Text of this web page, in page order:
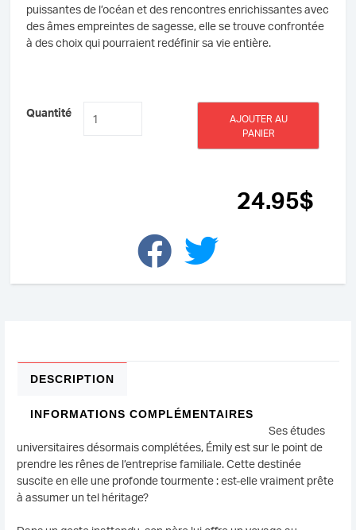
puissantes de l’océan et des rencontres enrichissantes avec
des âmes empreintes de sagesse, elle se trouve confrontée
à des choix qui pourraient redéfinir sa vie entière.
Quantité
AJOUTER AU
PANIER
24.95$
DESCRIPTION
INFORMATIONS COMPLÉMENTAIRES
Ses études
universitaires désormais complétées, Émily est sur le point de
prendre les rênes de l’entreprise familiale. Cette destinée
suscite en elle une profonde tourmente : est-elle vraiment prête
à assumer un tel héritage?